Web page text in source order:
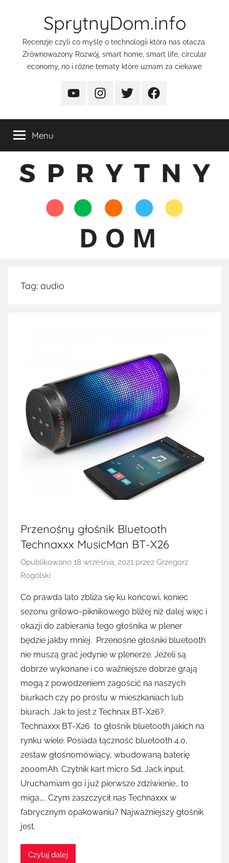
SprytnyDom.info
Recenzje czyli co myślę o technologii która nas otacza.
Zrównoważony Rozwój, smart home, smart life, circular
economy, no i różne tematy które uznam za ciekawe
YouTubeInstagramTwitter FaceBook
Menu
Tag: audio
Przenośny głośnik Bluetooth
Technaxxx MusicMan BT-X26
Opublikowano 18 września, 2021 przez Grzegorz
Rogólski
Co prawda lato zbliża się ku końcowi, koniec
sezonu grilowo-piknikowego bliżej niż dalej więc i
okazji do zabierania tego głośnika w plener
będzie jakby mniej. Przenośne głośniki bluetooth
nie muszą grać jedynie w plenerze. Jeżeli są
dobrze wykonane i co ważniejsze dobrze grają
mogą z powodzeniem zagościć na naszych
biurkach czy po prostu w mieszkaniach lub
biurach. Jak to jest z Technax BT-X26?.
Technaxxx BT-X26 to głośnik bluetooth jakich na
rynku wiele. Posiada łączność bluetooth 4.0,
zestaw głośnomówiący, wbudowaną baterię
2000mAh. Czytnik kart micro Sd. Jack input,
Uruchamiam go i już pierwsze zdziwienie… to
miga….. Czym zaszczycił nas Technaxxx w
fabrycznym opakowaniu? Najważniejszy głośnik
jest.
Czytaj dalej